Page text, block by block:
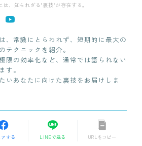
は、知られざる"裏技"が存在する。
、常識にとらわれず、短期的に最大の
テクニックを紹介。
限の効率化など、通常では語られない
す。
いあなたに向けた裏技をお届けしま
アする LINEで送る URLをコピー